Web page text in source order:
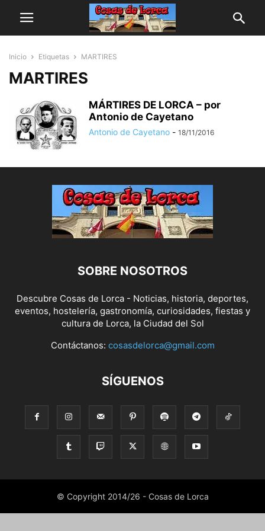
Inicio Etiquetas MARTIRES
MARTIRES
MÁRTIRES DE LORCA – por
Antonio de Cayetano
Antonio de Cayetano - 18/11/2016
SOBRE NOSOTROS
Descubre Cosas de Lorca - Noticias, historia, deportes,
eventos, hostelería, gastronomía, curiosidades, fiestas y
cultura de Lorca, la Ciudad del Sol
Contáctanos: cosasdelorca@gmail.com
SÍGUENOS
© Copyright 2014/26 - Cosas de Lorca